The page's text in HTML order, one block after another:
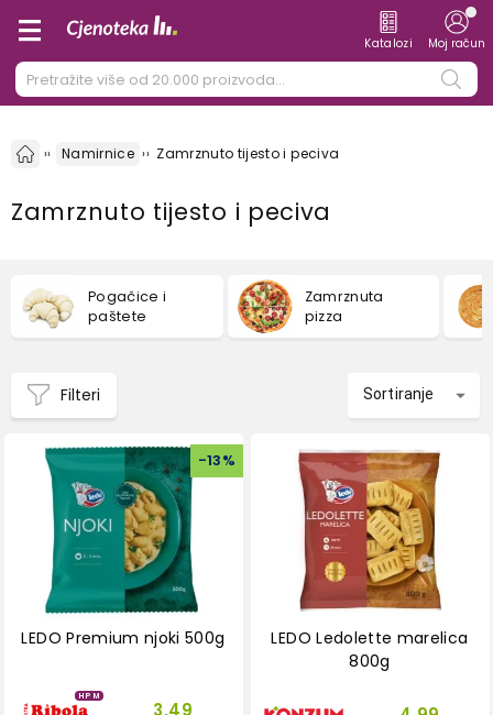
Katalozi Moj račun
Namirnice Zamrznuto tijesto i peciva
Zamrznuto tijesto i peciva
Pogačice i
paštete
Zamrznuta
pizza
Filteri Sortiranje
-13%
LEDO Premium njoki 500g
HPM
LEDO Ledolette marelica
800g